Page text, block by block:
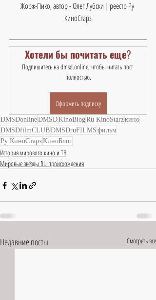
Жорж-Пико, автор - Олег Лубски | реестр Ру
КиноСтарз
Хотели бы почитать еще?
Подпишитесь на dmsd.online, чтобы читать пост
полностью.
Оформить подписку
DMSDonlineDMSDKinoBlogRu KinoStarzкино
DMSDfilmCLUBDMSDruFILMS фильм
Ру КиноСтарз КиноБлог
История мирового кино и ТВ
Мировые звёзды RU происхождения
Недавние посты Смотреть все